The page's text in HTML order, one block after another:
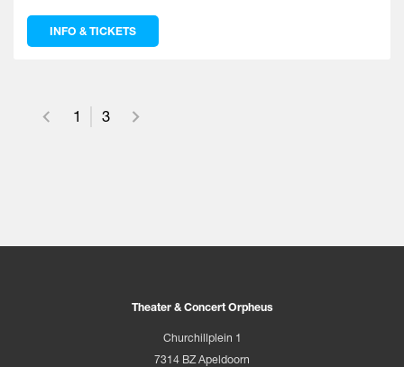
INFO & TICKETS
1 3
Theater & Concert Orpheus
Churchillplein 1
7314 BZ Apeldoorn